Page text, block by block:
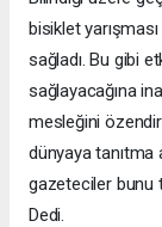
bisiklet yarışması
sağladı. Bu gibi
sağlayacağına
mesleğini
dünyaya tanıtma
gazeteciler bunu
Dedi.